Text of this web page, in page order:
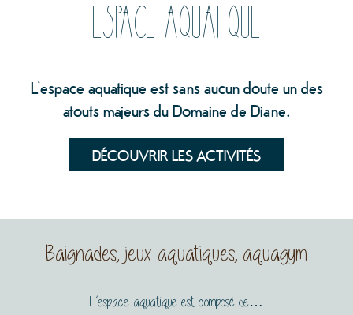
ESPACE AQUATIQUE
L’espace aquatique est sans aucun doute un des
atouts majeurs du Domaine de Diane.
DÉCOUVRIR LES ACTIVITÉS
Baignades, jeux aquatiques, aquagym
L’espace aquatique est composé de…